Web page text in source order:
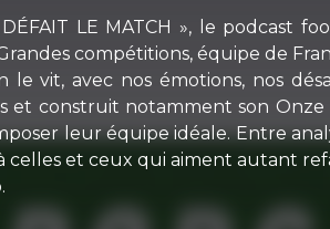
LE MATCH », le podcast
compétitions, équipe de
le vit, avec nos émotions, nos
et construit notamment son
leur équipe idéale. Entre
celles et ceux qui aiment autant